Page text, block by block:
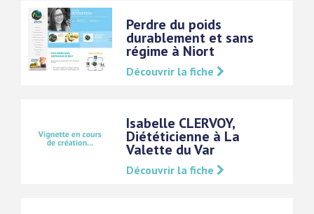
Perdre du poids
durablement et sans
régime à Niort
Découvrir la fiche
Isabelle CLERVOY,
Diététicienne à La
Valette du Var
Découvrir la fiche